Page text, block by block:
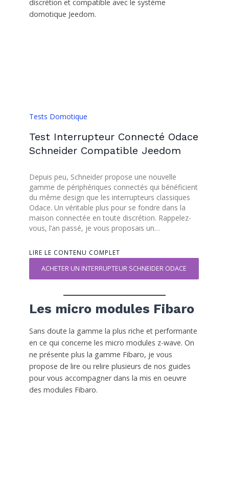
discrétion et compatible avec le système
domotique Jeedom.
Tests Domotique
Test Interrupteur Connecté Odace
Schneider Compatible Jeedom
Depuis peu, Schneider propose une nouvelle
gamme de périphériques connectés qui bénéficient
du même design que les interrupteurs classiques
Odace. Un véritable plus pour se fondre dans la
maison connectée en toute discrétion. Rappelez-
vous, l’an passé, je vous proposais un…
LIRE LE CONTENU COMPLET
ACHETER UN INTERRUPTEUR SCHNEIDER ODACE
Les micro modules Fibaro
Sans doute la gamme la plus riche et performante
en ce qui concerne les micro modules z-wave. On
ne présente plus la gamme Fibaro, je vous
propose de lire ou relire plusieurs de nos guides
pour vous accompagner dans la mis en oeuvre
des modules Fibaro.